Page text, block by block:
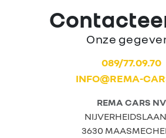
Onze
089/77.09.70
INFO@REMA-
REMA CARS NV
3630